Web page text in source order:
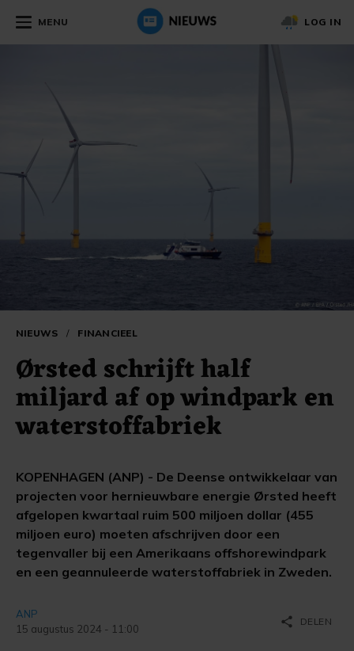
MENU LOG IN
NIEUWS / FINANCIEEL
Ørsted schrijft half
miljard af op windpark en
waterstoffabriek
KOPENHAGEN (ANP) - De Deense ontwikkelaar van
projecten voor hernieuwbare energie Ørsted heeft
afgelopen kwartaal ruim 500 miljoen dollar (455
miljoen euro) moeten afschrijven door een
tegenvaller bij een Amerikaans offshorewindpark
en een geannuleerde waterstoffabriek in Zweden.
ANP
15 augustus 2024 - 11:00
share DELEN